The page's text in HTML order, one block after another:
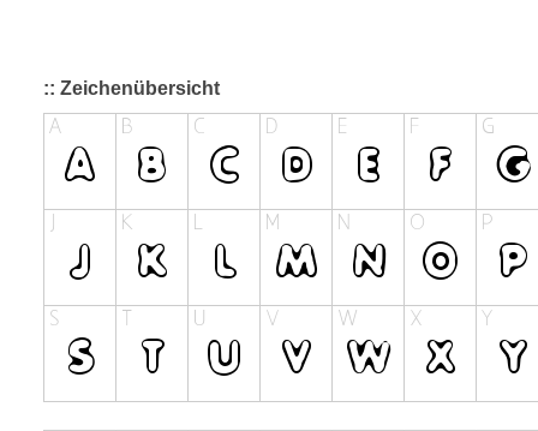
:: Zeichenübersicht